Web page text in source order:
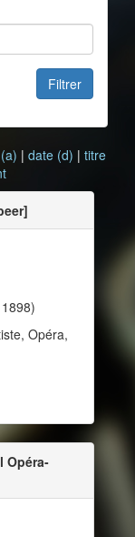
Filtrer
| date (d) | titre
Opéra,
Opéra-